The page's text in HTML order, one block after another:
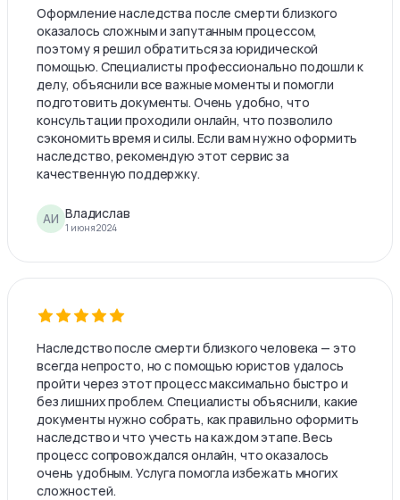
Оформление наследства после смерти близкого
оказалось сложным и запутанным процессом,
поэтому я решил обратиться за юридической
помощью. Специалисты профессионально подошли к
делу, объяснили все важные моменты и помогли
подготовить документы. Очень удобно, что
консультации проходили онлайн, что позволило
сэкономить время и силы. Если вам нужно оформить
наследство, рекомендую этот сервис за
качественную поддержку.
АИ Владислав
1 июня 2024
Наследство после смерти близкого человека — это
всегда непросто, но с помощью юристов удалось
пройти через этот процесс максимально быстро и
без лишних проблем. Специалисты объяснили, какие
документы нужно собрать, как правильно оформить
наследство и что учесть на каждом этапе. Весь
процесс сопровождался онлайн, что оказалось
очень удобным. Услуга помогла избежать многих
сложностей.